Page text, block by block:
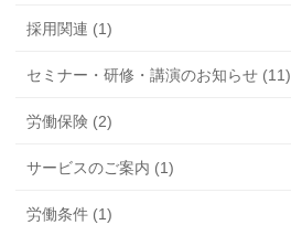
採用関連 (1)
セミナー・研修・講演のお知らせ (11)
労働保険 (2)
サービスのご案内 (1)
労働条件 (1)